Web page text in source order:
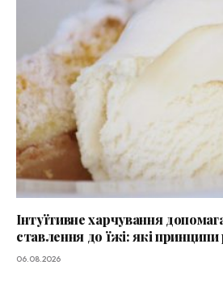
Інтуїтивне харчування
ставлення до їжі: які
06.08.2026